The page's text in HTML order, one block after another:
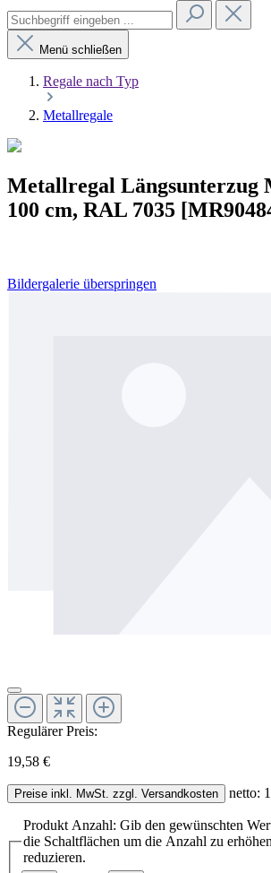
Menü schließen
Regale nach Typ
Metallregale
Metallregal Längsunterzug
100 cm, RAL 7035
Bildergalerie überspringen
Regulärer Preis:
19,58 €
Preise inkl. MwSt. zzgl. Versandkosten netto:
Produkt Anzahl: Gib den gewünschten
die Schaltflächen um die Anzahl zu
reduzieren.